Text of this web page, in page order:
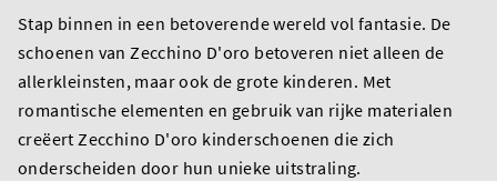
Stap binnen in een betoverende wereld vol fantasie. De
schoenen van Zecchino D'oro betoveren niet alleen de
allerkleinsten, maar ook de grote kinderen. Met
romantische elementen en gebruik van rijke materialen
creëert Zecchino D'oro kinderschoenen die zich
onderscheiden door hun unieke uitstraling.